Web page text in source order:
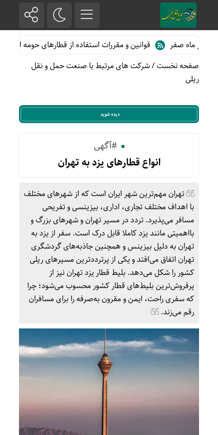
صفر
قوانین و مقررات استفاده از قطارهای حومه ای؛ هر آنچه
صفحه نخست/شرکت های مرتبط با صنعت حمل و نقل
ریلی
#آگهی
انواع قطارهای یزد به تهران
تهران مهم‌ترین شهر ایران است که از شهرهای مختلف
با اهداف مختلف تجاری، اداری، بیزینسی و تفریحی
مسافر می‌پذیرد. تردد در مسیر تهران و شهرهای بزرگ و
بااهمیتی مانند یزد کاملا قابل درک است. سفر از یزد به
تهران به ‌دلیل بیزینس و همچنین جاذبه‌های گردشگری
تهران اتفاق می‌افتد و یکی از پرترددترین مسیرهای ریلی
کشور را شکل می‌دهد. بلیط قطار یزد تهران نیز از
پرفروش‌ترین بلیط‌های قطار کشور محسوب می‌شود؛ چرا
که سفری راحت، ایمن و مقرون به‌صرفه را برای مسافران
رقم می‌زند.